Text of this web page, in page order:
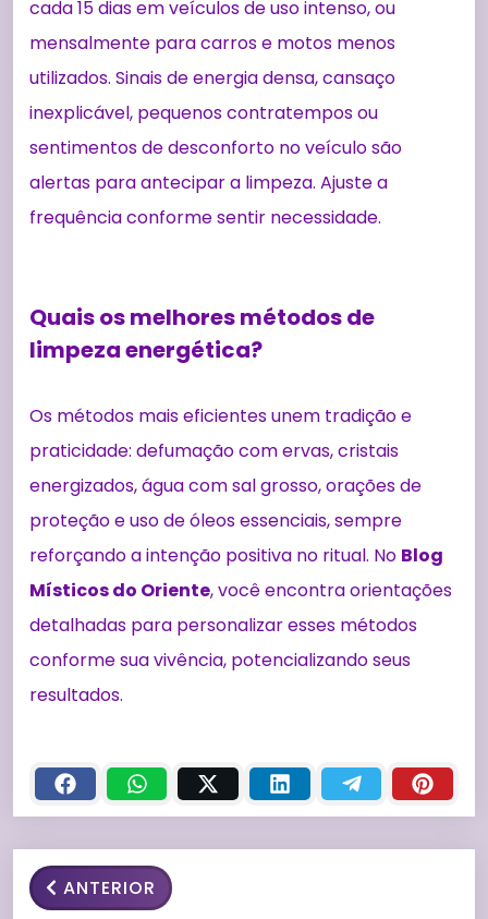
cada 15 dias em veículos de uso intenso, ou
mensalmente para carros e motos menos
utilizados. Sinais de energia densa, cansaço
inexplicável, pequenos contratempos ou
sentimentos de desconforto no veículo são
alertas para antecipar a limpeza. Ajuste a
frequência conforme sentir necessidade.
Quais os melhores métodos de
limpeza energética?
Os métodos mais eficientes unem tradição e
praticidade: defumação com ervas, cristais
energizados, água com sal grosso, orações de
proteção e uso de óleos essenciais, sempre
reforçando a intenção positiva no ritual. No Blog
Místicos do Oriente, você encontra orientações
detalhadas para personalizar esses métodos
conforme sua vivência, potencializando seus
resultados.
ANTERIOR